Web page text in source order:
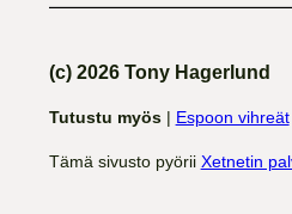
(c) 2026 Tony Hagerlund
Tutustu myös| Espoon vihreät
Tämä sivusto pyörii Xetnetin